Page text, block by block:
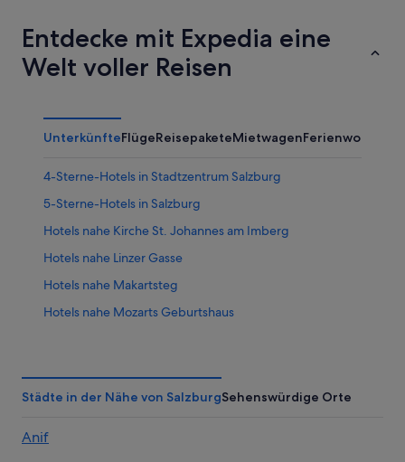
Entdecke mit Expedia eine
Welt voller Reisen
UnterkünfteFlügeReisepaketeMietwagen
4-Sterne-Hotels in Stadtzentrum Salzburg
5-Sterne-Hotels in Salzburg
Hotels nahe Kirche St. Johannes am Imberg
Hotels nahe Linzer Gasse
Hotels nahe Makartsteg
Hotels nahe Mozarts Geburtshaus
Campingplätze in Salzburg
Gästehäuser in Salzburg
Städte in der Nähe von SalzburgSehenswürdige Orte
Anif